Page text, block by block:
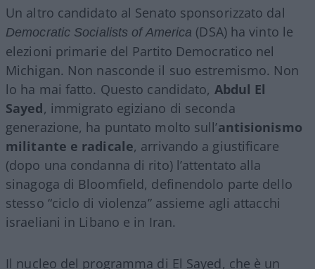
Un altro candidato al Senato sponsorizzato dal
Democratic Socialists of America(DSA) ha vinto le
elezioni primarie del Partito Democratico nel
lo ha mai fatto. Questo candidato,Abdul El